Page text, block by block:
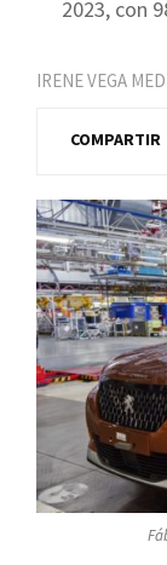
2023, con
IRENE VEGA
COMPARTIR